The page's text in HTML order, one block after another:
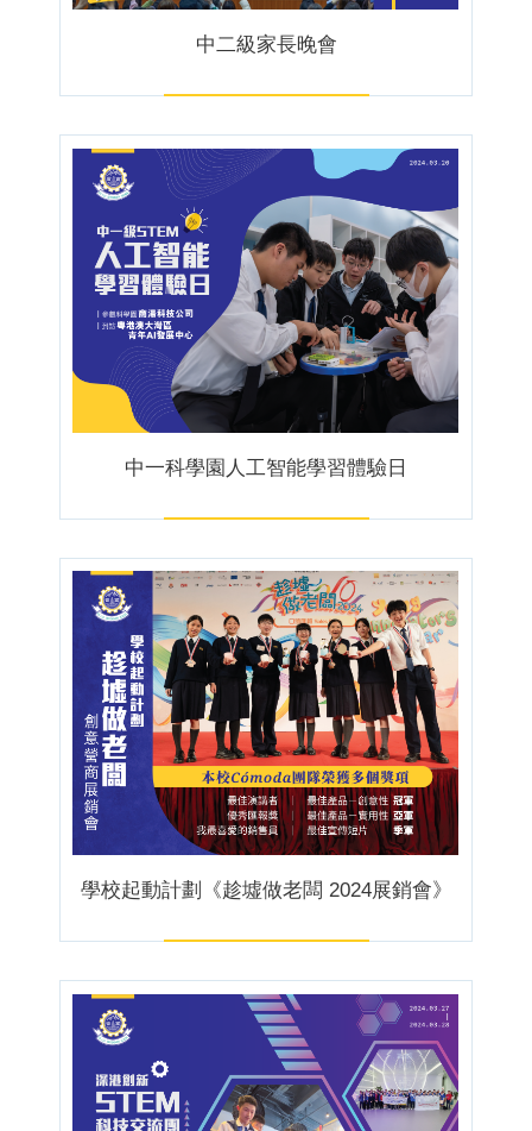
中二級家長晚會
中一科學園人工智能學習體驗日
學校起動計劃《趁墟做老闆 2024展銷會》